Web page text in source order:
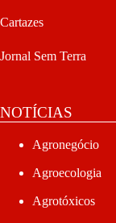
Cartazes
Jornal Sem Terra
NOTÍCIAS
Agronegócio
Agroecologia
Agrotóxicos